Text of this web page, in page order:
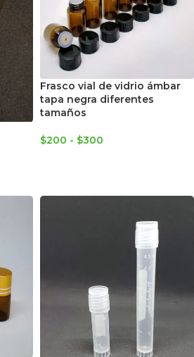
Frasco vial de vidrio ámbar
tapa negra diferentes
tamaños
$200 - $300